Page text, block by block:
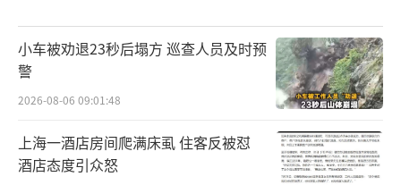
小车被劝退23秒后塌方 巡查人员及时预
警
2026-08-06 09:01:48
上海一酒店房间爬满床虱 住客反被怼
酒店态度引众怒